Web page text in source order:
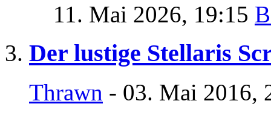
11. Mai 2026, 19:15
Der lustige Stellaris
Thrawn - 03. Mai 2016,